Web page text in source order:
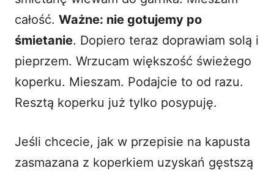
całość. Ważne: nie gotujemy po
śmietanie. Dopiero teraz doprawiam solą i
pieprzem. Wrzucam większość świeżego
koperku. Mieszam. Podajcie to od razu.
Resztą koperku już tylko posypuję.
Jeśli chcecie, jak w przepisie na kapusta
zasmazana z koperkiem uzyskań gęstszą